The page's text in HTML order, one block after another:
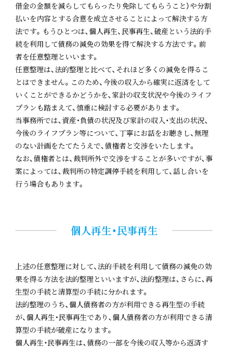
借金の金額を減らしてもらったり免除してもらうこと）や分割
払いを内容とする合意を成立させることによって解決する方
法です。もうひとつは、個人再生、民事再生、破産という法的手
続を利用して債務の減免の効果を得て解決する方法です。前
者を任意整理といいます。
任意整理は、法的整理と比べて、それほど多くの減免を得るこ
とはできません。このため、今後の収入から確実に返済をして
いくことができるかどうかを、家計の収支状況や今後のライフ
プランも踏まえて、慎重に検討する必要があります。
当事務所では、資産・負債の状況及び家計の収入・支出の状況、
今後のライフプラン等について、丁寧にお話をお聴きし、無理
のない計画をたてたうえで、債権者と交渉をいたします。
なお、債権者とは、裁判所外で交渉をすることが多いですが、事
案によっては、裁判所の特定調停手続を利用して、話し合いを
行う場合もあります。
個人再生・民事再生
上述の任意整理に対して、法的手続を利用して債務の減免の効
果を得る方法を法的整理といいますが、法的整理は、さらに、再
生型の手続と清算型の手続に分かれます。
法的整理のうち、個人債務者の方が利用できる再生型の手続
が、個人再生・民事再生であり、個人債務者の方が利用できる清
算型の手続が破産になります。
個人再生・民事再生は、債務の一部を今後の収入等から返済す